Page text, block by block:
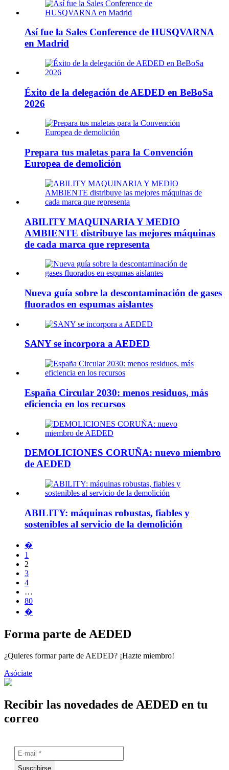
Así fue la Sales Conference de HUSQVARNA
en Madrid
Éxito de la delegación de AEDED en BeBoSa
2026
Prepara tus maletas para la Convención
Europea de demolición
ABILITY MAQUINARIA Y MEDIO
AMBIENTE distribuye las mejores máquinas
de cada marca que representa
Nueva guía sobre la descontaminación de gases
fluorados en espumas aislantes
SANY se incorpora a AEDED
España Circular 2030: menos residuos, más
eficiencia en los recursos
DEMOLICIONES CORUÑA: nuevo miembro
de AEDED
ABILITY: máquinas robustas, fiables y
sostenibles al servicio de la demolición
�
1
2
3
4
…
80
�
Forma parte de AEDED
¿Quieres formar parte de AEDED? ¡Hazte miembro!
Asóciate
Recibir las novedades de AEDED en tu
correo